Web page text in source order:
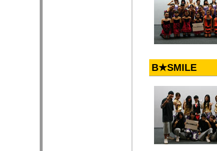
B★SMILE